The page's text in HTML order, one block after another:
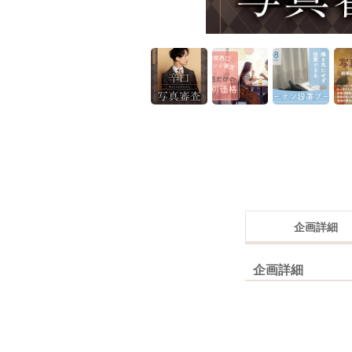
企画詳細
企画詳細